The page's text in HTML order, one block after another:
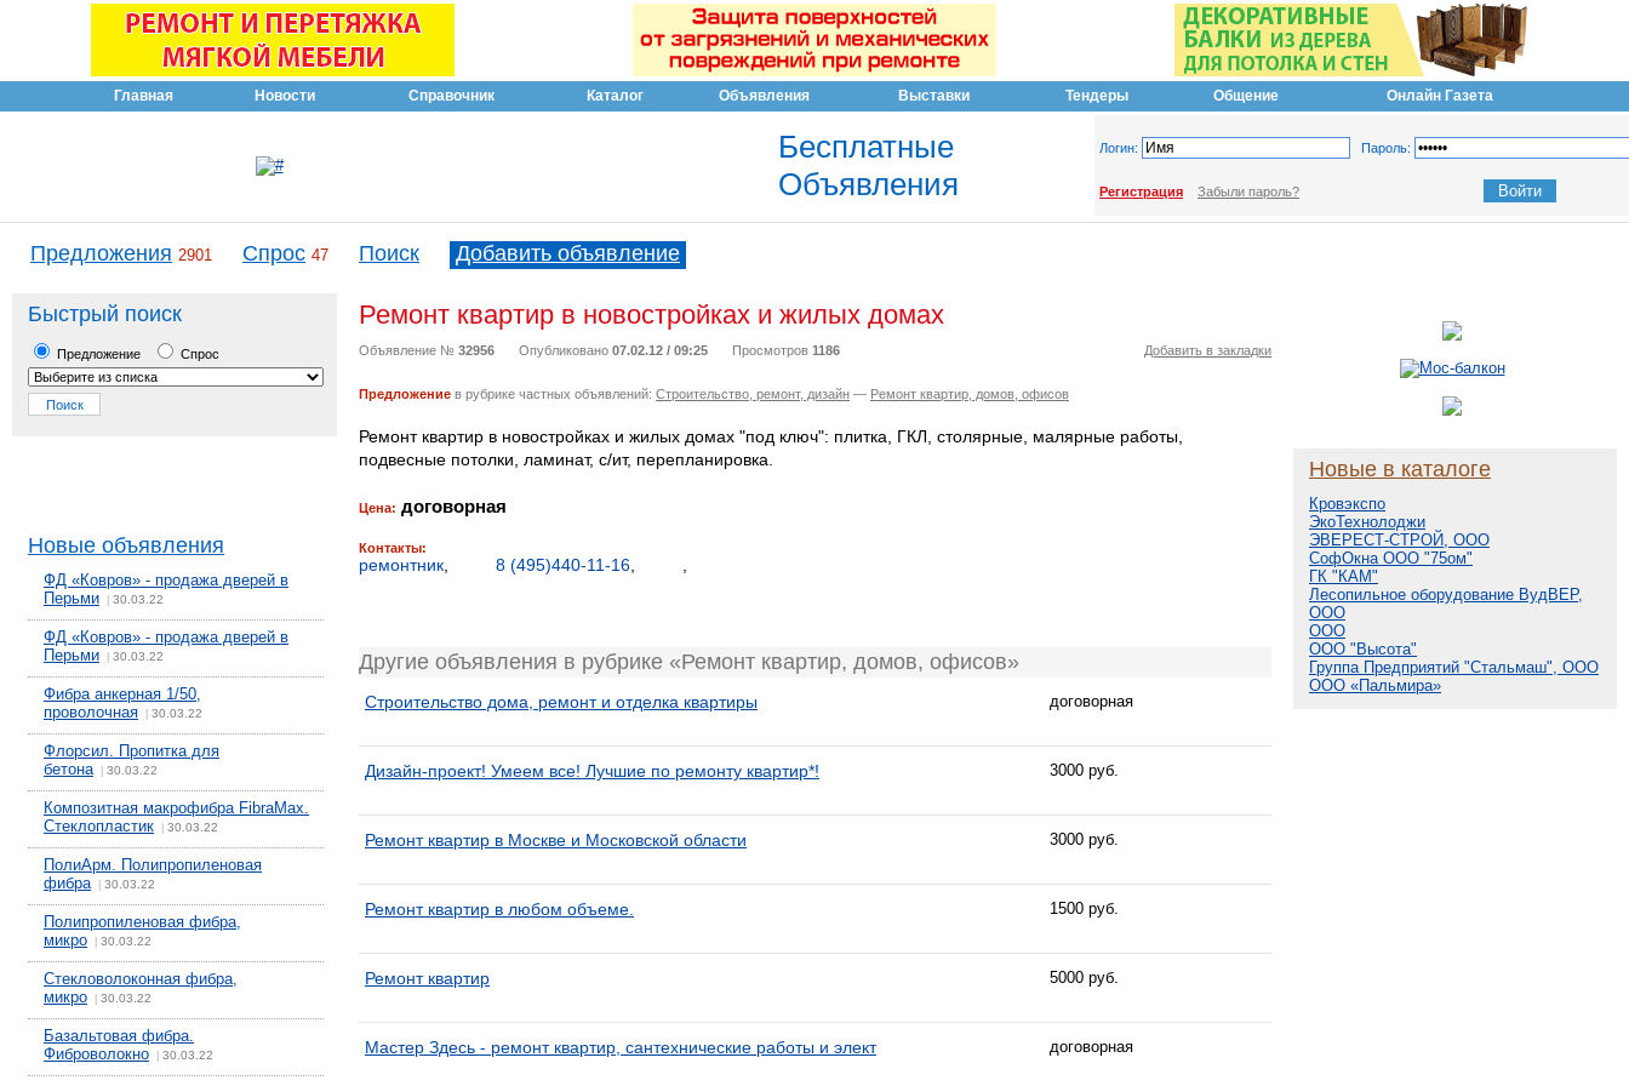
Главная Новости Справочник Каталог Объявления Выставки Тендеры Общение Онлайн Газета
Бесплатные
Объявления
Логин: Пароль:
Регистрация Забыли пароль?
Предложения 2901 Спрос 47 Поиск Добавить объявление
Быстрый поиск
Предложение Спрос
Новые объявления
ФД «Ковров» - продажа дверей в
Перьми
30.03.22
ФД «Ковров» - продажа дверей в
Перьми
30.03.22
Фибра анкерная 1/50,
проволочная
30.03.22
Флорсил. Пропитка для
бетона| 30.03.22
Композитная макрофибра FibraMax.
Стеклопластик
30.03.22
ПолиАрм. Полипропиленовая
фибра| 30.03.22
Полипропиленовая фибра,
микро
30.03.22
Стекловолоконная фибра,
микро
30.03.22
Базальтовая фибра.
Фиброволокно
30.03.22
Ремонт квартир в новостройках и жилых домах
Объявление № 32956 Опубликовано 07.02.12 / 09:25 Просмотров 1186 Добавить в закладки
Предложение в рубрике частных объявлений: Строительство, ремонт, дизайн — Ремонт квартир, домов, офисов
Ремонт квартир в новостройках и жилых домах "под ключ": плитка, ГКЛ, столярные, малярные работы,
подвесные потолки, ламинат, с/ит, перепланировка.
Цена: договорная
Контакты:
ремонтник 8 (495)440-11-16
Другие объявления в рубрике «Ремонт квартир, домов, офисов»
Строительство дома, ремонт и отделка квартиры договорная
Дизайн-проект! Умеем все! Лучшие по ремонту квартир*! 3000 руб.
Ремонт квартир в Москве и Московской области 3000 руб.
Ремонт квартир в любом объеме. 1500 руб.
Ремонт квартир 5000 руб.
Мастер Здесь - ремонт квартир, сантехнические работы и элект договорная
Новые в каталоге
Кровэкспо
ЭкоТехнолоджи
ЭВЕРЕСТ-СТРОЙ, ООО
СофОкна ООО "75ом"
ГК "КАМ"
Лесопильное оборудование ВудВЕР,
ООО
ООО
ООО "Высота"
Группа Предприятий "Стальмаш", ООО
ООО «Пальмира»